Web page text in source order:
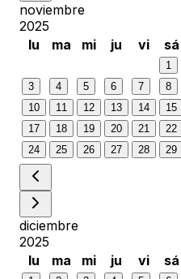
noviembre
2025
lu
ma mi ju vi sá
1
3
4 5 6 7 8
10
11 12 13 14 15
17
18 19 20 21 22
24
25 26 27 28 29
diciembre
2025
lu
ma mi ju vi sá